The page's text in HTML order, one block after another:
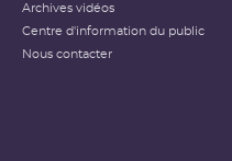
Archives vidéos
Centre d'information du public
Nous contacter